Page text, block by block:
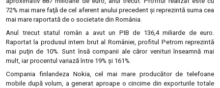
72% mai mare faţă de cel aferent anului precedent şi reprezintă suma cea
mai mare raportată de o societate din România.
Anul trecut statul român a avut un PIB de 136,4 miliarde de euro.
Raportat la produsul intern brut al României, profitul Petrom reprezintă
mai puţin de 10%. Sunt însă companii ale căror venituri înseamnă mai
mult, iar procentul variază între 19% şi 161%.
Compania finlandeza Nokia, cel mai mare producător de telefoane
mobile după volum, a generat aproape o cincime din exporturile totale